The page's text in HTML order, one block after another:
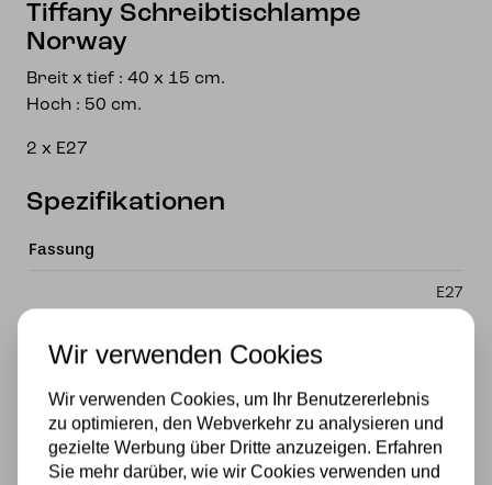
Tiffany Schreibtischlampe
Norway
Breit x tief : 40 x 15 cm.
Hoch : 50 cm.
2 x E27
Spezifikationen
Fassung
E27
Stromversorgung
230v
Wir verwenden Cookies
Wir verwenden Cookies, um Ihr Benutzererlebnis
zu optimieren, den Webverkehr zu analysieren und
gezielte Werbung über Dritte anzuzeigen. Erfahren
Sie mehr darüber, wie wir Cookies verwenden und